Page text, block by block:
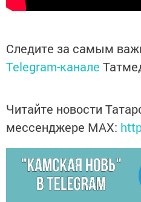
Следите за самым
Telegram-канале
Читайте новости
мессенджере MАХ: